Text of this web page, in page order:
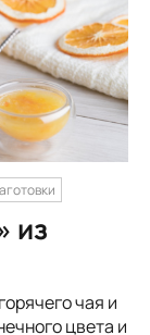
из
чая и
цвета и